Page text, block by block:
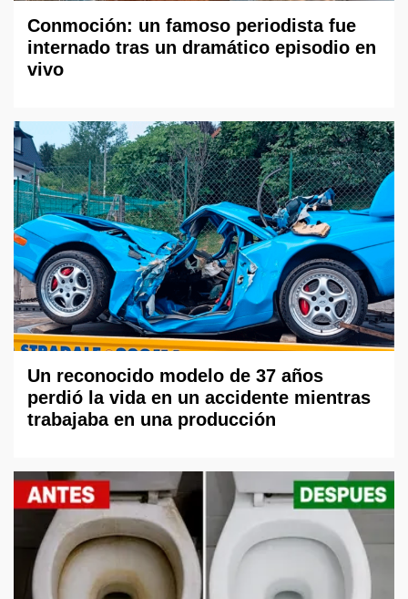
Conmoción: un famoso periodista fue
internado tras un dramático episodio en
vivo
Un reconocido modelo de 37 años
perdió la vida en un accidente mientras
trabajaba en una producción